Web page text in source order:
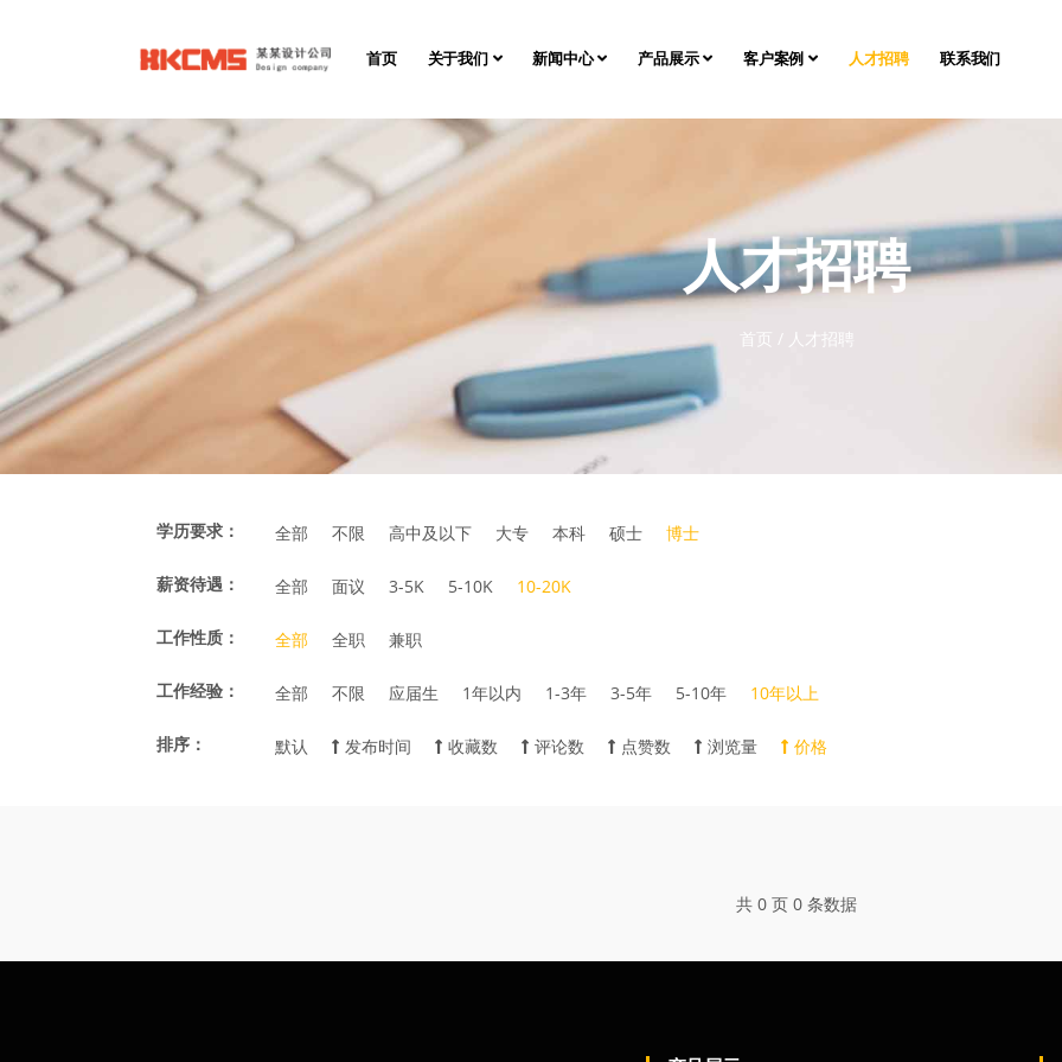
首页 关于我们 新闻中心 产品展示 客户案例 人才招聘 联系我们
人才招聘
首页 / 人才招聘
学历要求： 全部 不限 高中及以下 大专 本科 硕士 博士
薪资待遇： 全部 面议 3-5K 5-10K 10-20K
工作性质： 全部 全职 兼职
工作经验： 全部 不限 应届生 1年以内 1-3年 3-5年 5-10年 10年以上
排序： 默认 发布时间 收藏数 评论数 点赞数 浏览量 价格
共 0 页 0 条数据